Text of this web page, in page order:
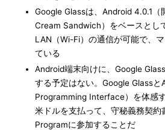
Google Glassは、Android 4.0.1（
Cream Sandwich）をベースとし
LAN（Wi-Fi）の通信が可能で、
ている
Android端末向けに、Google
する予定はない。Google Glassと
Programming Interface）を体感
米ドルを支払って、守秘義務契約
Programに参加することだ